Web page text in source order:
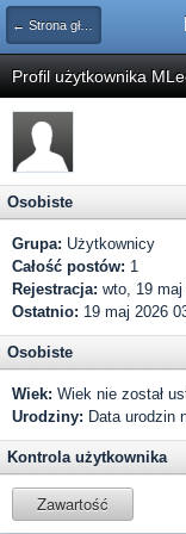
← Strona główna
Profil użytkownika
Osobiste
Grupa: Użytkownicy
Całość postów: 1
Rejestracja: wto, 19 maj
Ostatnio: 19 maj 2026
Osobiste
Wiek: Wiek nie został
Urodziny: Data urodzin
Kontrola użytkownika
Zawartość